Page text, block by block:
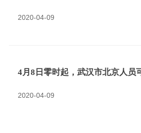
2020-04-09
4月8日零时起，武汉市北京人员
2020-04-09